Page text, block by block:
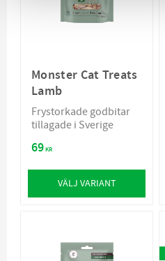
Monster Cat Treats
Lamb
Frystorkade godbitar
tillagade i Sverige
69KR
VÄLJ VARIANT